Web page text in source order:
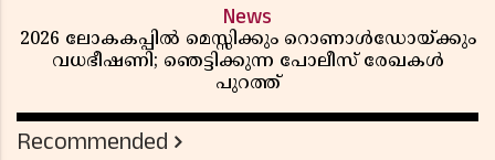
News
2026 ലോകകപ്പിൽ മെസ്സിക്കും റൊണാൾഡോയ്ക്കും
വധഭീഷണി; ഞെട്ടിക്കുന്ന പോലീസ് രേഖകൾ
പുറത്ത്
Recommended